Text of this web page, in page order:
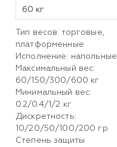
60 кг
Тип весов: торговые,
платформенные
Исполнение: напольные
Максимальный вес:
60/150/300/600 кг
Минимальный вес:
0.2/0.4/1/2 кг
Дискретность:
10/20/50/100/200 гр
Степень защиты